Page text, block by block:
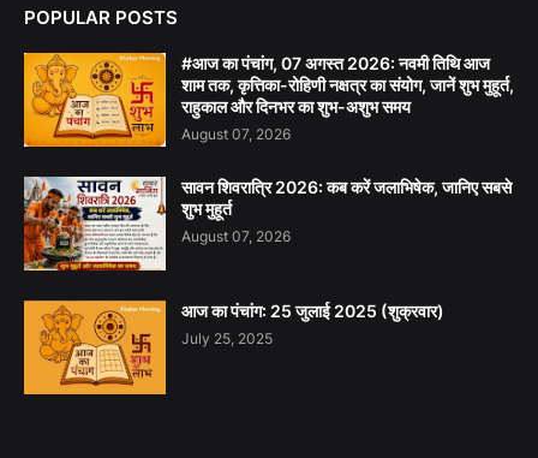
POPULAR POSTS
#आज का पंचांग, 07 अगस्त 2026: नवमी तिथि आज
शाम तक, कृत्तिका-रोहिणी नक्षत्र का संयोग, जानें शुभ मुहूर्त,
राहुकाल और दिनभर का शुभ-अशुभ समय
August 07, 2026
सावन शिवरात्रि 2026: कब करें जलाभिषेक, जानिए सबसे
शुभ मुहूर्त
August 07, 2026
आज का पंचांग: 25 जुलाई 2025 (शुक्रवार)
July 25, 2025